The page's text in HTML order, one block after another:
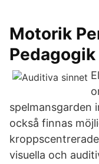
Motorik
Pedagogik
spelmansgarden
också finnas
visuella och